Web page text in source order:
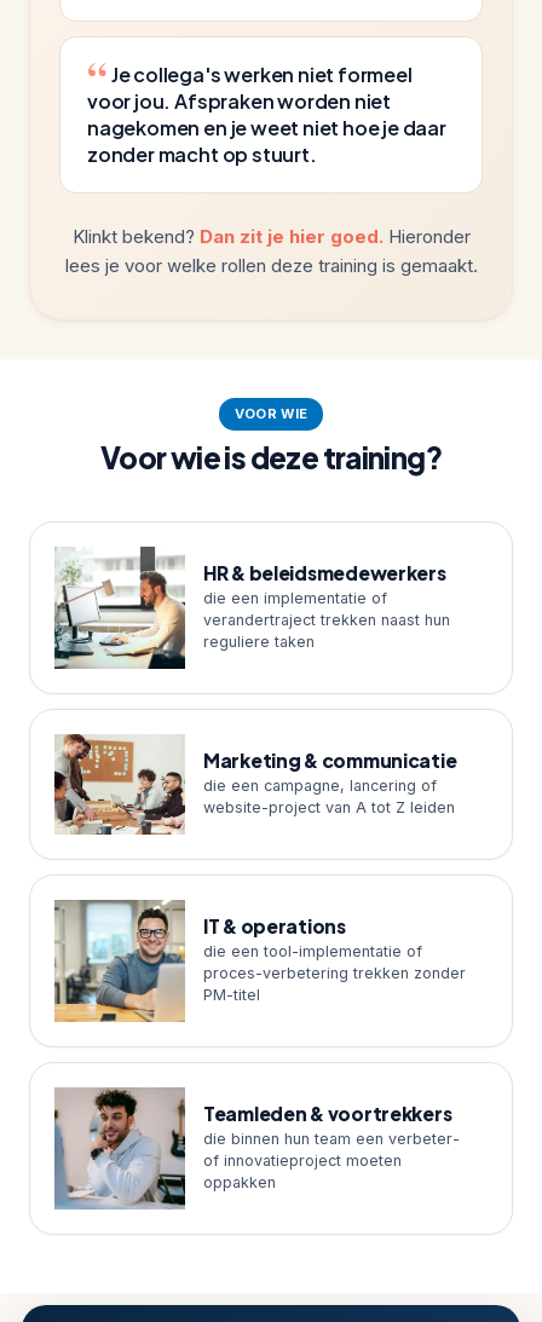
Je collega's werken niet formeel
voor jou. Afspraken worden niet
nagekomen en je weet niet hoe je daar
zonder macht op stuurt.
Klinkt bekend? Dan zit je hier goed. Hieronder
lees je voor welke rollen deze training is gemaakt.
VOOR WIE
Voor wie is deze training?
HR & beleidsmedewerkers
die een implementatie of
verandertraject trekken naast hun
reguliere taken
Marketing & communicatie
die een campagne, lancering of
website-project van A tot Z leiden
IT & operations
die een tool-implementatie of
proces-verbetering trekken zonder
PM-titel
Teamleden & voortrekkers
die binnen hun team een verbeter-
of innovatieproject moeten
oppakken